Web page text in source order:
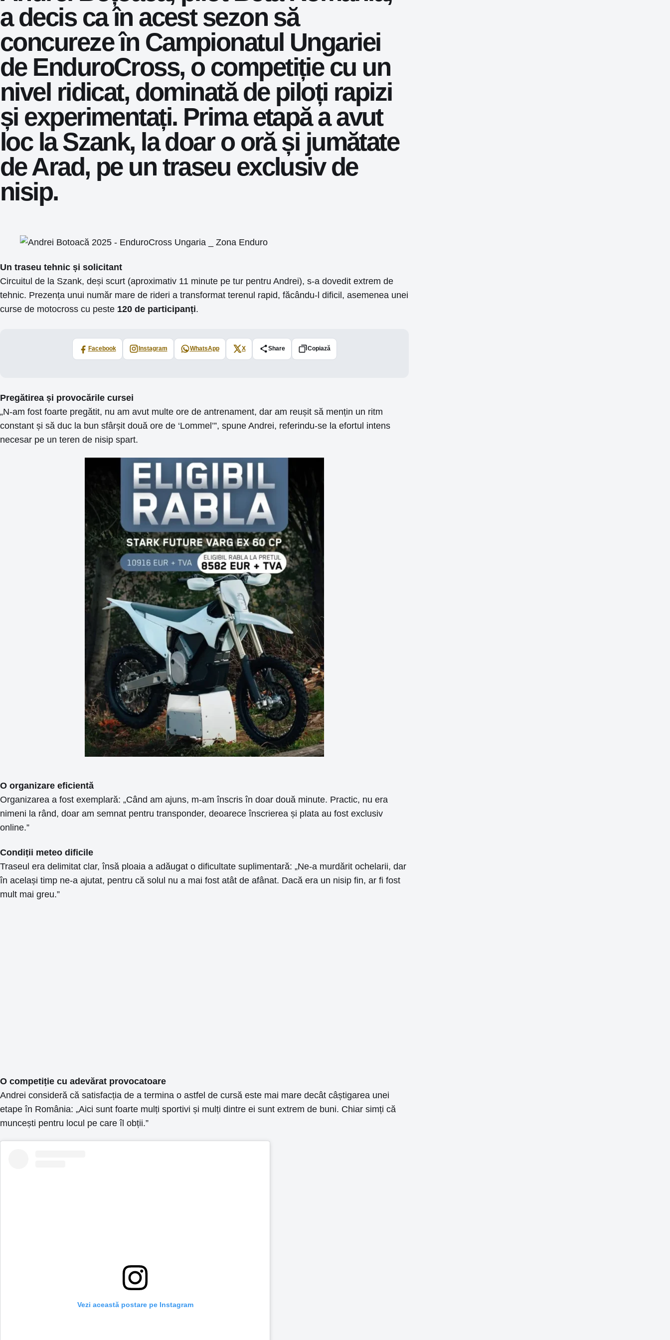
a decis ca în acest sezon să
concureze în Campionatul Ungariei
de EnduroCross, o competiție cu un
nivel ridicat, dominată de piloți rapizi
și experimentați. Prima etapă a avut
loc laSzank, la doar o oră și jumătate
de Arad, pe un traseu exclusiv de
nisip.
Un traseu tehnic și solicitant
Circuitul de la Szank, deși scurt (aproximativ 11 minute pe tur pentru Andrei), s-a dovedit extrem de
tehnic. Prezența unui număr mare de rideri a transformat terenul rapid, făcându-l dificil, asemenea unei
curse de motocross cu peste 120 de participanți.
Facebook Instagram WhatsApp X Share Copiază
Pregătirea și provocările cursei
„N-am fost foarte pregătit, nu am avut multe ore de antrenament, dar am reușit să mențin un ritm
constant și să duc la bun sfârșit două ore de ‘Lommel’”, spune Andrei, referindu-se la efortul intens
necesar pe un teren de nisip spart.
O organizare eficientă
Organizarea a fost exemplară: „Când am ajuns, m-am înscris în doar două minute. Practic, nu era
nimeni la rând, doar am semnat pentru transponder, deoarece înscrierea și plata au fost exclusiv
online.”
Condiții meteo dificile
Traseul era delimitat clar, însă ploaia a adăugat o dificultate suplimentară: „Ne-a murdărit ochelarii, dar
în același timp ne-a ajutat, pentru că solul nu a mai fost atât de afânat. Dacă era un nisip fin, ar fi fost
mult mai greu.”
O competiție cu adevărat provocatoare
Andrei consideră că satisfacția de a termina o astfel de cursă este mai mare decât câștigarea unei
etape în România: „Aici sunt foarte mulți sportivi și mulți dintre ei sunt extrem de buni. Chiar simți că
muncești pentru locul pe care îl obții.”
Vezi această postare pe Instagram